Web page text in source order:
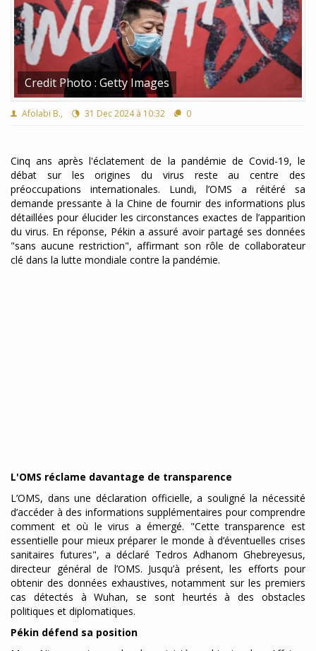
Credit Photo : Getty Images
Afolabi B., 31 Dec 2024 à 10:32 0
Cinq ans après l'éclatement de la pandémie de Covid-19, le
débat sur les origines du virus reste au centre des
préoccupations internationales. Lundi, l’OMS a réitéré sa
demande pressante à la Chine de fournir des informations plus
détaillées pour élucider les circonstances exactes de l’apparition
du virus. En réponse, Pékin a assuré avoir partagé ses données
"sans aucune restriction", affirmant son rôle de collaborateur
clé dans la lutte mondiale contre la pandémie.
L'OMS réclame davantage de transparence
L’OMS, dans une déclaration officielle, a souligné la nécessité
d’accéder à des informations supplémentaires pour comprendre
comment et où le virus a émergé. "Cette transparence est
essentielle pour mieux préparer le monde à d’éventuelles crises
sanitaires futures", a déclaré Tedros Adhanom Ghebreyesus,
directeur général de l’OMS. Jusqu’à présent, les efforts pour
obtenir des données exhaustives, notamment sur les premiers
cas détectés à Wuhan, se sont heurtés à des obstacles
politiques et diplomatiques.
Pékin défend sa position